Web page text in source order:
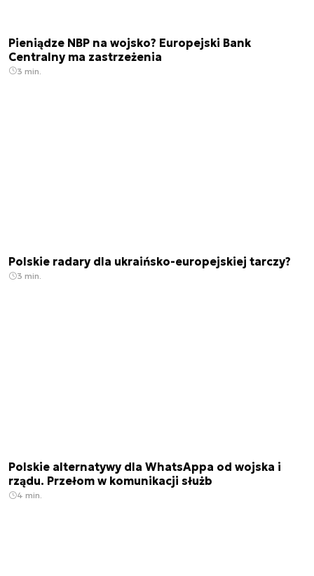
Pieniądze NBP na wojsko? Europejski Bank
Centralny ma zastrzeżenia
3 min.
Polskie radary dla ukraińsko-europejskiej tarczy?
3 min.
Polskie alternatywy dla WhatsAppa od wojska i
rządu. Przełom w komunikacji służb
4 min.